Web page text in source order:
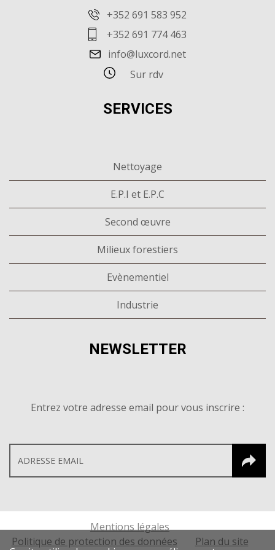
+352 691 583 952
+352 691 774 463
info@luxcord.net
Sur rdv
SERVICES
Nettoyage
E.P.I et E.P.C
Second œuvre
Milieux forestiers
Evènementiel
Industrie
NEWSLETTER
Entrez votre adresse email pour vous inscrire :
Mentions légales
Politique de protection des données
Plan du site